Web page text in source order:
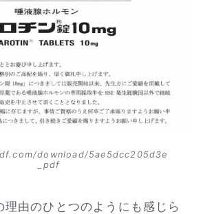
download/5ae5dcc205d3e
_pdf
理由のひとつのようにも感じら